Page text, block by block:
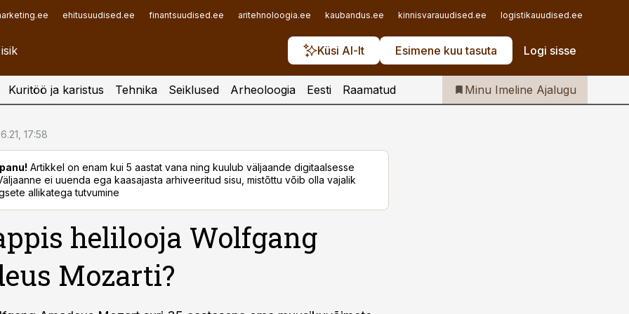
ehitusuudised.ee finantsuudised.ee aritehnoloogia.ee kaubandus.ee kinnisvarauudised.ee logistikauudised.ee
Küsi AI-lt Esimene kuu tasuta Logi sisse
Iseteenindus
Telli Imeline Ajalugu
Kuritöö ja karistus Tehnika Seiklused Arheoloogia Eesti Raamatud Minu Imeline Ajalugu
17:58
Artikkel on enam kui 5 aastat vana ning kuulub väljaande digitaalsesse
ei uuenda ega kaasajasta arhiveeritud sisu, mistõttu võib olla vajalik
allikatega tutvumine
helilooja Wolfgang
Mozarti?